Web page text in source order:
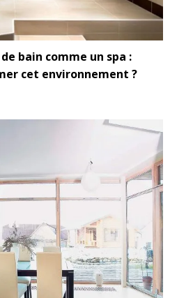
bain comme un spa :
cet environnement ?